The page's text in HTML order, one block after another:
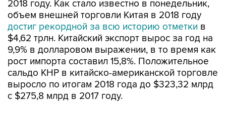
достиг рекордной за всю историю отметкив
$4,62 трлн. Китайский экспорт вырос за год на
9,9% в долларовом выражении, в то время как
рост импорта составил 15,8%. Положительное
сальдо КНР в китайско-американской торговле
выросло по итогам 2018 года до $323,32 млрд
с $275,8 млрд в 2017 году.
В декабре китайский экспорт снизился на 4,4%